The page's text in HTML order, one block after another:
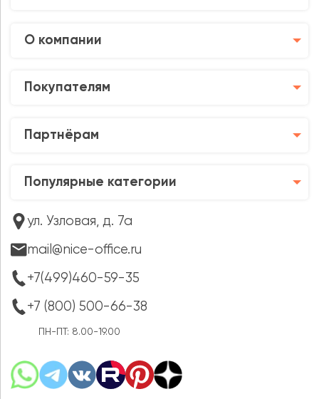
О компании
Покупателям
Партнёрам
Популярные категории
ул. Узловая, д. 7а
mail@nice-office.ru
+7(499)460-59-35
+7 (800) 500-66-38
ПН-ПТ: 8.00-19.00